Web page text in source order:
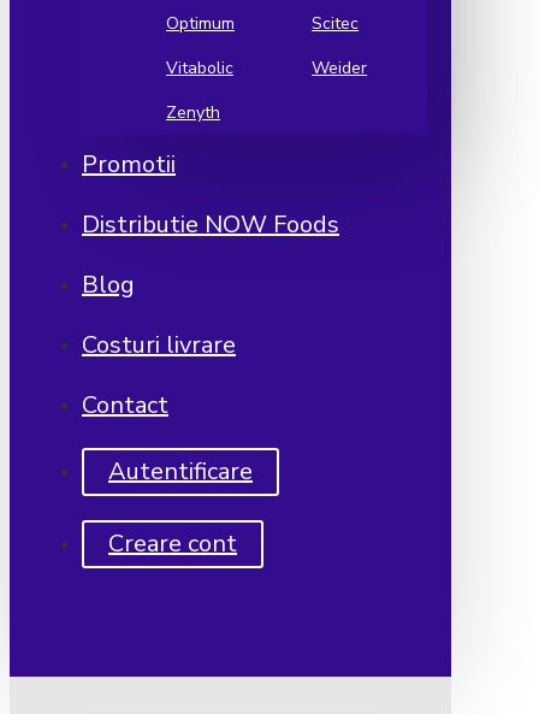
Optimum
Scitec
Vitabolic
Weider
Zenyth
Promotii
Distributie NOW Foods
Blog
Costuri livrare
Contact
Autentificare
Creare cont